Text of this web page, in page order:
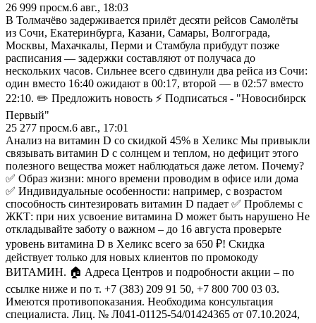
26 999 просм.6 авг., 18:03
В Толмачёво задерживается прилёт десяти рейсов Самолёты
из Сочи, Екатеринбурга, Казани, Самары, Волгограда,
Москвы, Махачкалы, Перми и Стамбула прибудут позже
расписания — задержки составляют от получаса до
нескольких часов. Сильнее всего сдвинули два рейса из Сочи:
один вместо 16:40 ожидают в 00:17, второй — в 02:57 вместо
22:10. ✏️ Предложить новость ⚡ Подписаться - "Новосибирск
Первый"
25 277 просм.6 авг., 17:01
Анализ на витамин D со скидкой 45% в Хеликс Мы привыкли
связывать витамин D с солнцем и теплом, но дефицит этого
полезного вещества может наблюдаться даже летом. Почему?
✅ Образ жизни: много времени проводим в офисе или дома
✅ Индивидуальные особенности: например, с возрастом
способность синтезировать витамин D падает ✅ Проблемы с
ЖКТ: при них усвоение витамина D может быть нарушено Не
откладывайте заботу о важном – до 16 августа проверьте
уровень витамина D в Хеликс всего за 650 ₽! Скидка
действует только для новых клиентов по промокоду
ВИТАМИН. 🏠 Адреса Центров и подробности акции – по
ссылке ниже и по т. +7 (383) 209 91 50, +7 800 700 03 03.
Имеются противопоказания. Необходима консультация
специалиста. Лиц. № Л041-01125-54/01424365 от 07.10.2024,